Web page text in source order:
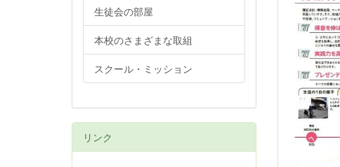
生徒会の部屋
本校のさまざまな取組
スクール・ミッション
リンク